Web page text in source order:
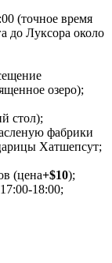
(точное время
до Луксора около
озеро);
стол);
фабрики
Хатшепсут;
(цена+$10);
18:00;